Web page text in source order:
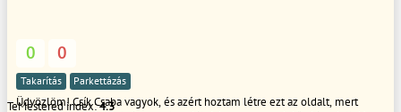
0 0
Takarítás Parkettázás
Üdvözlöm! Csík Csaba vagyok, és azért hoztam létre ezt az oldalt, mert
TeMestered index:4.3